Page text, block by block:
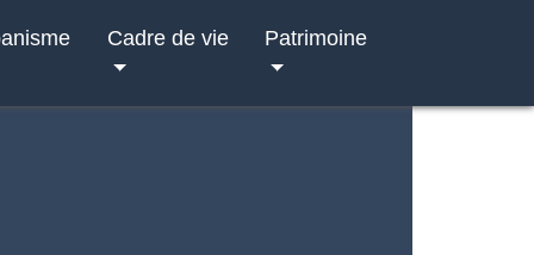
Cadre de vie Patrimoine